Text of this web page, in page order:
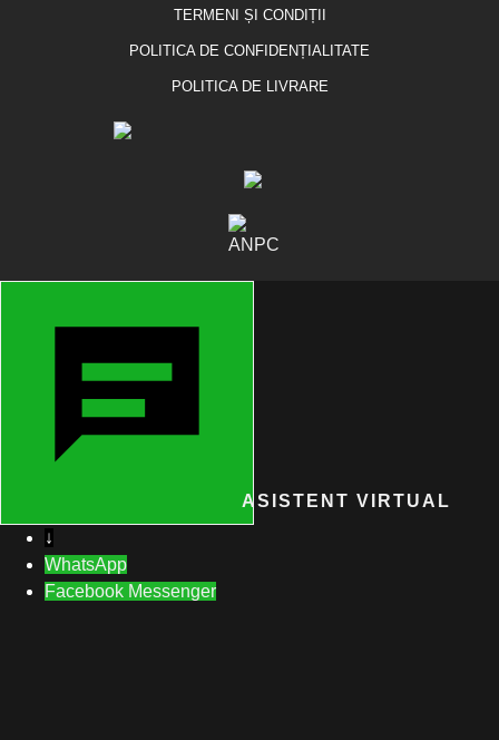
TERMENI ȘI CONDIȚII
POLITICA DE CONFIDENȚIALITATE
POLITICA DE LIVRARE
ASISTENT VIRTUAL
↓
WhatsApp
Facebook Messenger